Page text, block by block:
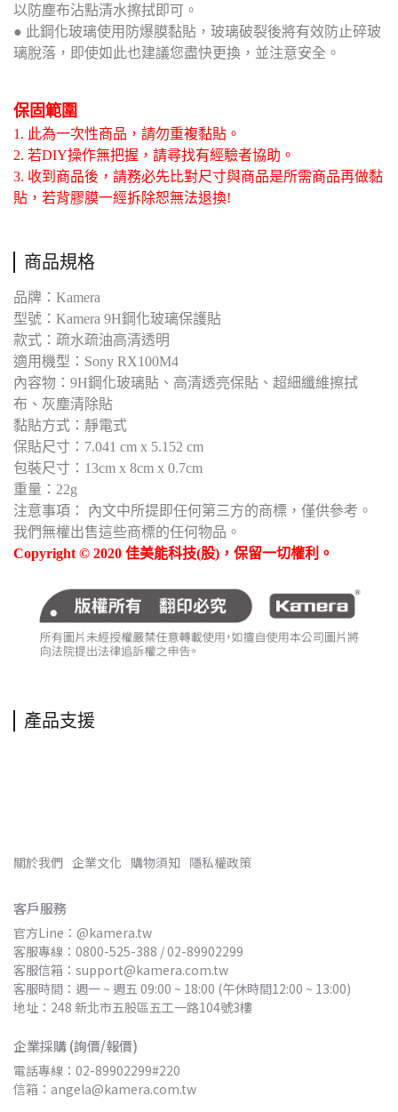
以防塵布沾點清水擦拭即可。
● 此鋼化玻璃使用防爆膜黏貼，玻璃破裂後將有效防止碎玻
璃脫落，即使如此也建議您盡快更換，並注意安全。
保固範圍
1. 此為一次性商品，請勿重複黏貼。
2. 若DIY操作無把握，請尋找有經驗者協助。
3. 收到商品後，請務必先比對尺寸與商品是所需商品再做黏
貼，若背膠膜一經拆除恕無法退換!
商品規格
品牌：Kamera
型號：Kamera 9H鋼化玻璃保護貼
款式：疏水疏油高清透明
適用機型：Sony RX100M4
內容物：9H鋼化玻璃貼、高清透亮保貼、超細纖維擦拭
布、灰塵清除貼
黏貼方式：靜電式
保貼尺寸：7.041 cm x 5.152 cm
包裝尺寸：13cm x 8cm x 0.7cm
重量：22g
注意事項： 內文中所提即任何第三方的商標，僅供參考。
我們無權出售這些商標的任何物品。
Copyright © 2020 佳美能科技(股)，保留一切權利。
產品支援
關於我們 企業文化 購物須知 隱私權政策
客戶服務
官方Line：@kamera.tw
客服專線：0800-525-388 / 02-89902299
客服信箱：support@kamera.com.tw
客服時間：週一 ~ 週五 09:00 ~ 18:00 (午休時間12:00 ~ 13:00)
地址：248 新北市五股區五工一路104號3樓
企業採購 (詢價/報價)
電話專線：02-89902299#220
信箱：angela@kamera.com.tw